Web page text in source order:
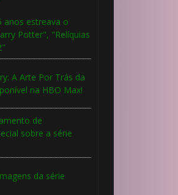
anos estreava o
Potter", "Relíquias
A Arte Por Trás da
na HBO Max!
de
sobre a série
da série
⚡